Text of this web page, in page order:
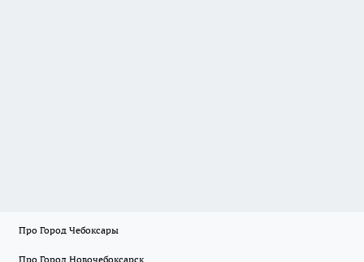
Про Город Чебоксары
Про Город Новочебоксарск